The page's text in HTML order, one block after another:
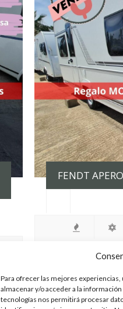
Para ofrecer las mejores
almacenar y/o acceder a la
tecnologías nos permitirá procesar
FENDT